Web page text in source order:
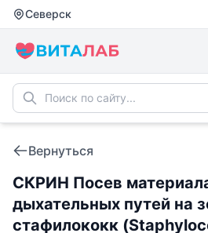
Северск
Вернуться
СКРИН Посев
дыхательных путей на
стафилококк